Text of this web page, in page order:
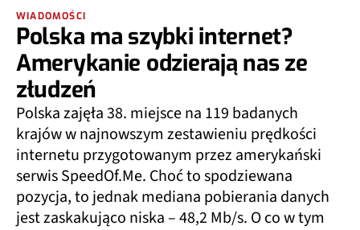
WIADOMOŚCI
Polska ma szybki internet?
Amerykanie odzierają nas ze
złudzeń
Polska zajęła 38. miejsce na 119 badanych
krajów w najnowszym zestawieniu prędkości
internetu przygotowanym przez amerykański
serwis SpeedOf.Me. Choć to spodziewana
pozycja, to jednak mediana pobierania danych
jest zaskakująco niska – 48,2 Mb/s. O co w tym